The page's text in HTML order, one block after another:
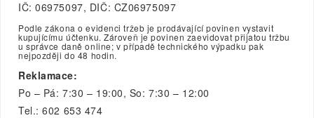
IČ: 06975097, DIČ: CZ06975097
Podle zákona o evidenci tržeb je prodávající povinen vystavit
kupujícímu účtenku. Zároveň je povinen zaevidovat přijatou tržbu
u správce daně online; v případě technického výpadku pak
nejpozději do 48 hodin.
Reklamace:
Po – Pá: 7:30 – 19:00, So: 7:30 – 12:00
Tel.: 602 653 474